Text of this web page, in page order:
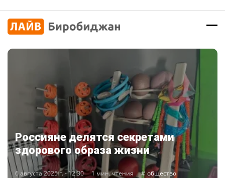
Россияне делятся секретами
здорового образа жизни
6 августа 2025 г. - 12:30 1 мин. чтения общество